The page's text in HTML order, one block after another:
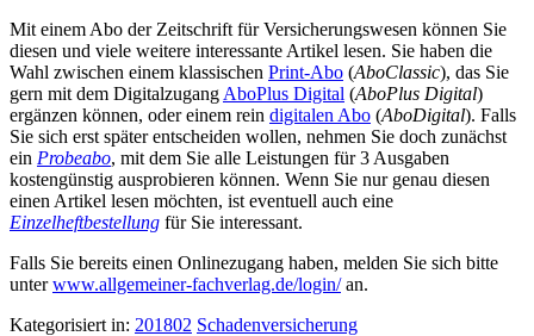
Mit einem Abo der Zeitschrift für Versicherungswesen können Sie
diesen und viele weitere interessante Artikel lesen. Sie haben die
Wahl zwischen einem klassischen Print-Abo (AboClassic), das Sie
gern mit dem Digitalzugang AboPlus Digital (AboPlus Digital)
ergänzen können, oder einem rein digitalen Abo (AboDigital). Falls
Sie sich erst später entscheiden wollen, nehmen Sie doch zunächst
ein Probeabo, mit dem Sie alle Leistungen für 3 Ausgaben
kostengünstig ausprobieren können. Wenn Sie nur genau diesen
einen Artikel lesen möchten, ist eventuell auch eine
Einzelheftbestellung für Sie interessant.
Falls Sie bereits einen Onlinezugang haben, melden Sie sich bitte
unterwww.allgemeiner-fachverlag.de/login/an.
Kategorisiert in: 201802 Schadenversicherung